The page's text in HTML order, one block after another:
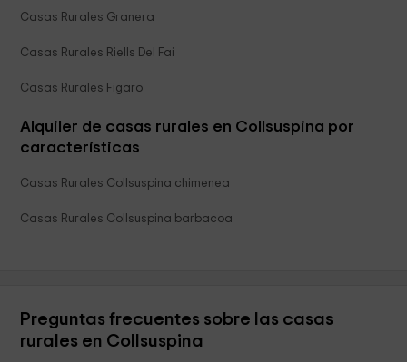
Casas Rurales Granera
Casas Rurales Riells Del Fai
Casas Rurales Figaro
Alquiler de casas rurales en Collsuspina por
características
Casas Rurales Collsuspina chimenea
Casas Rurales Collsuspina barbacoa
Preguntas frecuentes sobre las casas
rurales en Collsuspina